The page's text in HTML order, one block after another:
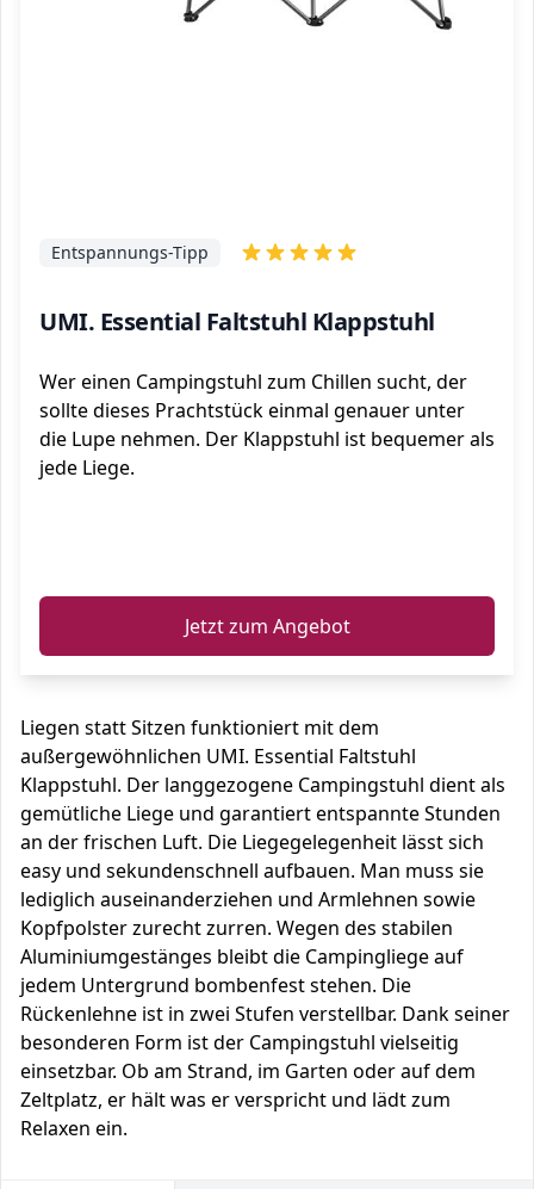
UMI. Essential Faltstuhl Klappstuhl
Entspannungs-Tipp
Wer einen Campingstuhl zum Chillen sucht, der
sollte dieses Prachtstück einmal genauer unter
die Lupe nehmen. Der Klappstuhl ist bequemer als
jede Liege.
Jetzt zum Angebot
Liegen statt Sitzen funktioniert mit dem
außergewöhnlichen UMI. Essential Faltstuhl
Klappstuhl. Der langgezogene Campingstuhl dient als
gemütliche Liege und garantiert entspannte Stunden
an der frischen Luft. Die Liegegelegenheit lässt sich
easy und sekundenschnell aufbauen. Man muss sie
lediglich auseinanderziehen und Armlehnen sowie
Kopfpolster zurecht zurren. Wegen des stabilen
Aluminiumgestänges bleibt die Campingliege auf
jedem Untergrund bombenfest stehen. Die
Rückenlehne ist in zwei Stufen verstellbar. Dank seiner
besonderen Form ist der Campingstuhl vielseitig
einsetzbar. Ob am Strand, im Garten oder auf dem
Zeltplatz, er hält was er verspricht und lädt zum
Relaxen ein.